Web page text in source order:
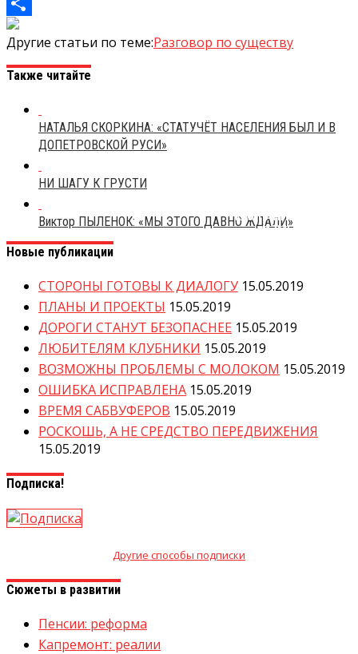
КАМПАНИИ. ЧТО ЖЕ
ИЗМЕНИЛОСЬ?
Отправить
Другие статьи по теме:Разговор по существу
Также читайте
НАТАЛЬЯ СКОРКИНА: «СТАТУЧЁТ НАСЕЛЕНИЯ БЫЛ И В
ДОПЕТРОВСКОЙ РУСИ»
НИ ШАГУ К ГРУСТИ
Виктор ПЫЛЕНОК: «МЫ ЭТОГО ДАВНО ЖДАЛИ»
Новые публикации
СТОРОНЫ ГОТОВЫ К ДИАЛОГУ 15.05.2019
ПЛАНЫ И ПРОЕКТЫ 15.05.2019
ДОРОГИ СТАНУТ БЕЗОПАСНЕЕ 15.05.2019
ЛЮБИТЕЛЯМ КЛУБНИКИ 15.05.2019
ВОЗМОЖНЫ ПРОБЛЕМЫ С МОЛОКОМ 15.05.2019
ОШИБКА ИСПРАВЛЕНА 15.05.2019
ВРЕМЯ САБВУФЕРОВ 15.05.2019
РОСКОШЬ, А НЕ СРЕДСТВО ПЕРЕДВИЖЕНИЯ
15.05.2019
Подписка!
Другие способы подписки
Сюжеты в развитии
Пенсии: реформа
Капремонт: реалии